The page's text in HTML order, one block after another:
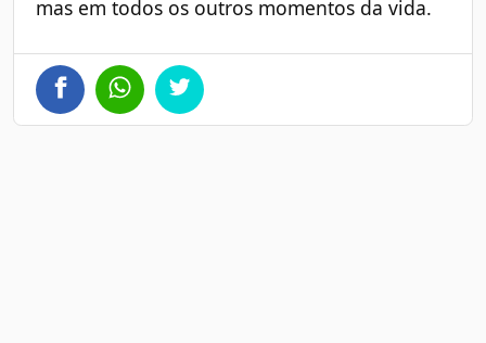
mas em todos os outros momentos da vida.